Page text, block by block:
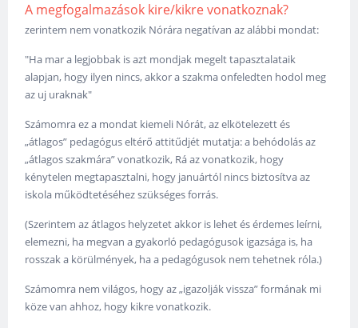
A megfogalmazások kire/kikre vonatkoznak?
zerintem nem vonatkozik Nórára negatívan az alábbi mondat:
"Ha mar a legjobbak is azt mondjak megelt tapasztalataik
alapjan, hogy ilyen nincs, akkor a szakma onfeledten hodol meg
az uj uraknak"
Számomra ez a mondat kiemeli Nórát, az elkötelezett és
„átlagos” pedagógus eltérő attitűdjét mutatja: a behódolás az
„átlagos szakmára” vonatkozik, Rá az vonatkozik, hogy
kénytelen megtapasztalni, hogy januártól nincs biztosítva az
iskola működtetéséhez szükséges forrás.
(Szerintem az átlagos helyzetet akkor is lehet és érdemes leírni,
elemezni, ha megvan a gyakorló pedagógusok igazsága is, ha
rosszak a körülmények, ha a pedagógusok nem tehetnek róla.)
Számomra nem világos, hogy az „igazolják vissza” formának mi
köze van ahhoz, hogy kikre vonatkozik.